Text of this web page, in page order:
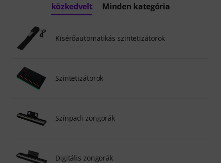
közkedvelt Minden kategória
Kísérőautomatikás szintetizátorok
Szintetizátorok
Színpadi zongorák
Digitális zongorák